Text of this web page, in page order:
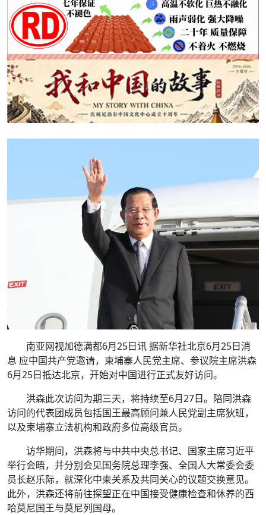
南亚网视加德满都6月25日讯 据新华社北京6月25日消
息 应中国共产党邀请，柬埔寨人民党主席、参议院主席洪森
6月25日抵达北京，开始对中国进行正式友好访问。
洪森此次访问为期三天，将持续至6月27日。陪同洪森
访问的代表团成员包括国王最高顾问兼人民党副主席狄班，
以及柬埔寨立法机构和政府多位高级官员。
访华期间，洪森将与中共中央总书记、国家主席习近平
举行会晤，并分别会见国务院总理李强、全国人大常委会委
员长赵乐际，就深化中柬关系及共同关心的议题交换意见。
此外，洪森还将前往探望正在中国接受健康检查和休养的西
哈莫尼国王与莫尼列国母。